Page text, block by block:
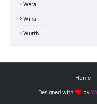
Wera
Wiha
Wurth
Home
Designed with by